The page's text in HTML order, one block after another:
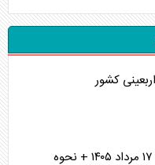
جدول قطعی برق استان قم فردا شنبه ۱۷ مرداد ۱۴۰۵ + نحوه